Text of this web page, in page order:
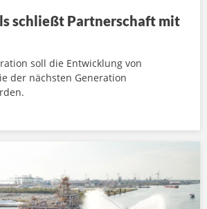
schließt Partnerschaft mit
soll die Entwicklung von
der nächsten Generation